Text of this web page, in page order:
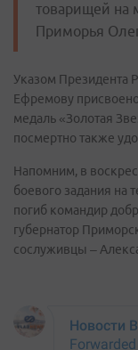
товарищей на
Приморья
Указом Президента
Ефремову
медаль «Золотая
посмертно также
Напомним, в
боевого задания на
погиб командир
губернатор
сослуживцы –